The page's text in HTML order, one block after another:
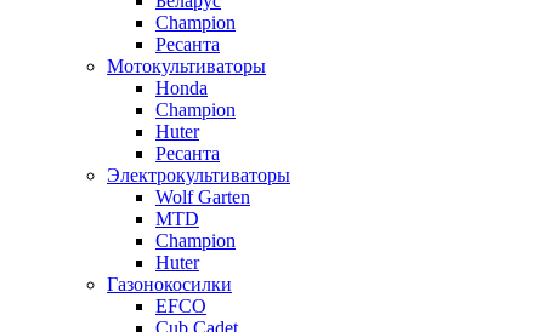
Champion
Ресанта
Мотокультиваторы
Honda
Champion
Huter
Ресанта
Электрокультиваторы
Wolf Garten
MTD
Champion
Huter
Газонокосилки
EFCO
Cub Cadet